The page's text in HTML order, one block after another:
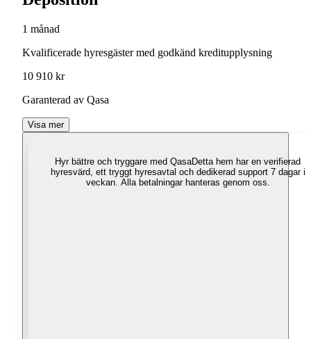
1 månad
Kvalificerade hyresgäster med godkänd kreditupplysning
10 910 kr
Garanterad av Qasa
Visa mer
Hyr bättre och tryggare med QasaDetta hem har en verifierad
hyresvärd, ett tryggt hyresavtal och dedikerad support 7 dagar i
veckan. Alla betalningar hanteras genom oss.